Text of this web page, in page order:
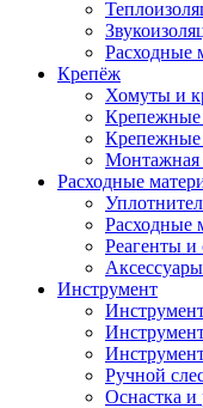
Расходные
Крепёж
Хомуты и
Крепежные
Монтажная
Расходные
Расходные
Реагенты и
Инструмент
Ручной
Оснастка и